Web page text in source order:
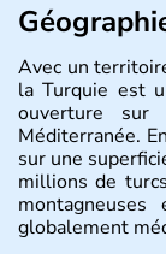
Avec un
la Turquie est
ouverture
Méditerranée.
sur une
millions de
globalement